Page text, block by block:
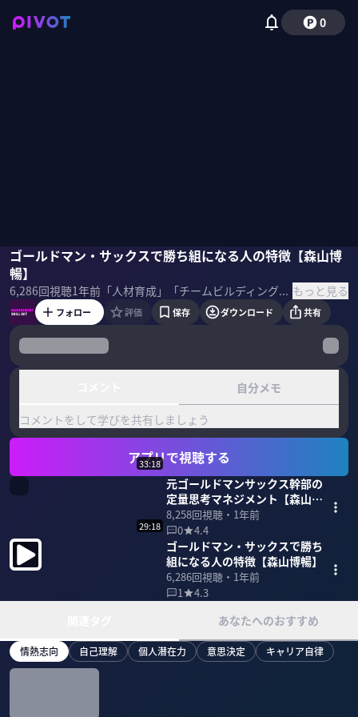
0
ゴールドマン・サックスで勝ち組になる人の特徴【森山博
暢】
6,286回視聴1年前 「人材育成」「チームビルディング」などマネジメントの在り方に変化が生まれつつある今、新時代のマネジメントに必要なスキルセットをプロフェッショナルから学ぶ。ゴールドマンサックス証券で金利トレーディング部長を務めた森山博暢氏が明かす超エリート企業で勝ち組になる人材の特徴とは？ もっと見る
森山博暢坡山里帆
フォロー 評価 保存 ダウンロード 共有
自分メモ
コメントをして学びを共有しましょう
アプリで視聴する
33:18
元ゴールドマンサックス幹部の
定量思考マネジメント【森山博
暢】
8,258回視聴・ 1年前
0
4.4
29:18
ゴールドマン・サックスで勝ち
組になる人の特徴【森山博暢】
6,286回視聴・ 1年前
1
4.3
あなたへのおすすめ
情熱志向 自己理解 個人潜在力 意思決定 キャリア自律